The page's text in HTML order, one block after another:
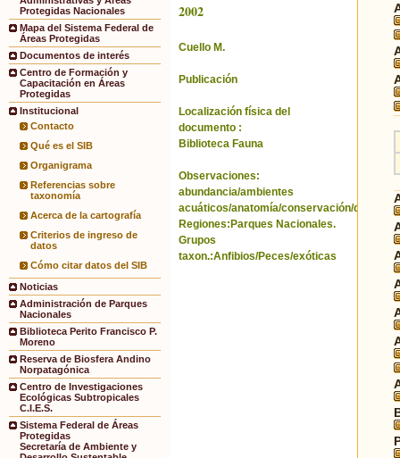
Protegidas Nacionales
Mapa del Sistema Federal de
Áreas Protegidas
Documentos de interés
Centro de Formación y
Capacitación en Áreas
Protegidas
Institucional
Contacto
Qué es el SIB
Organigrama
Referencias sobre
taxonomía
Acerca de la cartografía
Criterios de ingreso de
datos
Cómo citar datos del SIB
Noticias
Administración de Parques
Nacionales
Biblioteca Perito Francisco P.
Moreno
Reserva de Biosfera Andino
Norpatagónica
Centro de Investigaciones
Ecológicas Subtropicales
C.I.E.S.
Sistema Federal de Áreas
Protegidas
Secretaría de Ambiente y
2002
Cuello M.
Publicación
Localización física del
documento :
Biblioteca Fauna
Observaciones:
abundancia/ambientes
acuáticos/anatomía/conservación/
Regiones:Parques Nacionales.
Grupos
taxon.:Anfibios/Peces/exóticas